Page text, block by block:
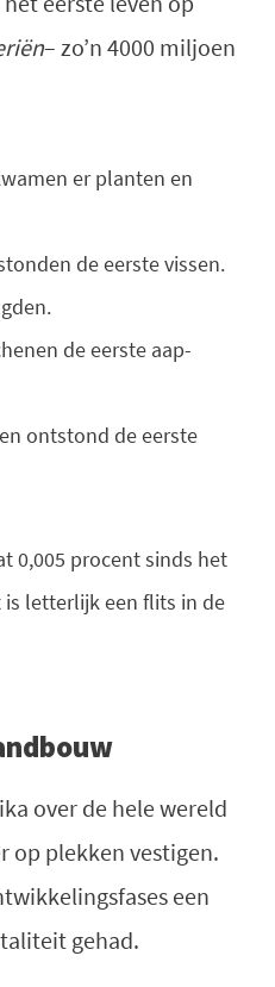
– zo’n 4000 miljoen
er planten en
de eerste vissen.
de eerste aap-
ontstond de eerste
0,005 procent sinds het
is letterlijk een flits in de
over de hele wereld
op plekken vestigen.
een
gehad.